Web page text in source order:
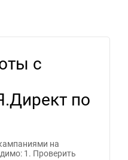
с
по
на
1. Проверить